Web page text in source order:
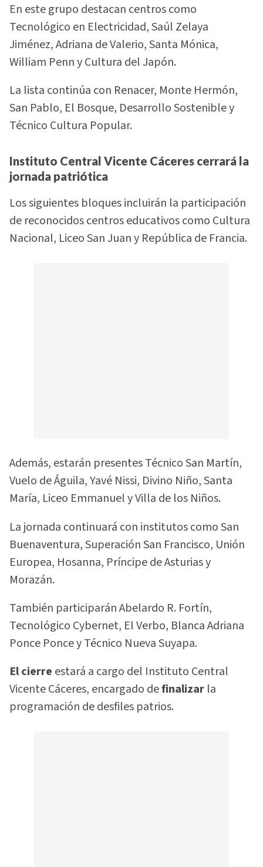
En este grupo destacan centros como
Tecnológico en Electricidad, Saúl Zelaya
Jiménez, Adriana de Valerio, Santa Mónica,
William Penn y Cultura del Japón.
La lista continúa con Renacer, Monte Hermón,
San Pablo, El Bosque, Desarrollo Sostenible y
Técnico Cultura Popular.
Instituto Central Vicente Cáceres cerrará la
jornada patriótica
Los siguientes bloques incluirán la participación
de reconocidos centros educativos como Cultura
Nacional, Liceo San Juan y República de Francia.
Además, estarán presentes Técnico San Martín,
Vuelo de Águila, Yavé Nissi, Divino Niño, Santa
María, Liceo Emmanuel y Villa de los Niños.
La jornada continuará con institutos como San
Buenaventura, Superación San Francisco, Unión
Europea, Hosanna, Príncipe de Asturias y
Morazán.
También participarán Abelardo R. Fortín,
Tecnológico Cybernet, El Verbo, Blanca Adriana
Ponce Ponce y Técnico Nueva Suyapa.
El cierre estará a cargo del Instituto Central
Vicente Cáceres, encargado definalizar la
programación de desfiles patrios.